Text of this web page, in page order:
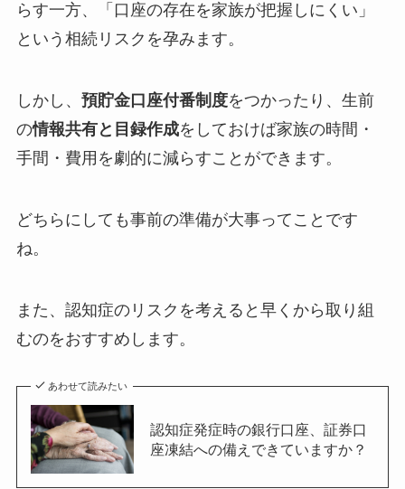
らす一方、「口座の存在を家族が把握しにくい」
という相続リスクを孕みます。
しかし、 預貯金口座付番制度をつかったり、生前
の情報共有と目録作成をしておけば家族の時間・
手間・費用を劇的に減らすことができます。
どちらにしても事前の準備が大事ってことです
ね。
また、認知症のリスクを考えると早くから取り組
むのをおすすめします。
あわせて読みたい
認知症発症時の銀行口座、証券口
座凍結への備えできていますか？